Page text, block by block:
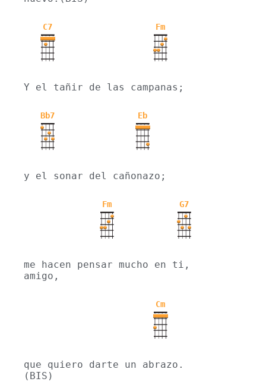
C7 Fm
Y el tañir de las campanas;
Bb7 Eb
y el sonar del cañonazo;
Fm G7
me hacen pensar mucho en ti,
amigo,
Cm
que quiero darte un abrazo.
(BIS)